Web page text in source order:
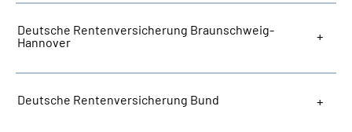
Deutsche Rentenversicherung Braunschweig-
Hannover
Deutsche Rentenversicherung Bund